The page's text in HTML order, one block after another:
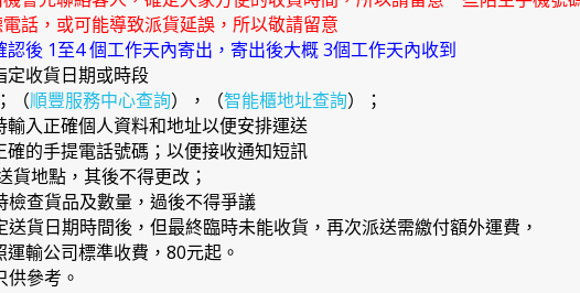
話，或可能導致派貨延誤，所以敬請留意
認後 1至4 個工作天內寄出，寄出後大概 3個工作天內收到
收貨日期或時段
（順豐服務中心查詢），（智能櫃地址查詢）；
入正確個人資料和地址以便安排運送
的手提電話號碼；以便接收通知短訊
貨地點，其後不得更改；
檢查貨品及數量，過後不得爭議
貨日期時間後，但最終臨時未能收貨，再次派送需繳付額外運費，
輸公司標準收費，80元起。
參考。